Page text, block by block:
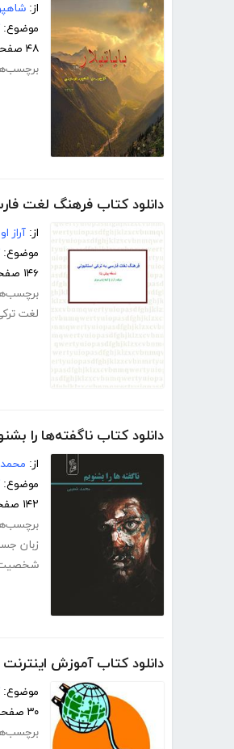
از:
موضوع:
۴۸ صفحه
دانلود کتاب فرهنگ لغت
از: آراز
موضوع:
۱۴۶ صفحه
لغت
دانلود کتاب ناگفته‌ها را
از:
موضوع:
۱۴۲ صفحه
زبان
شخصیت
دانلود کتاب آموزش اینترنت
موضوع:
۳۰ صفحه